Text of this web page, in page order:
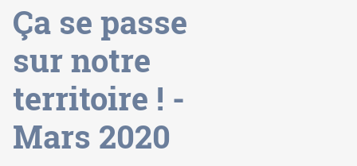
Ça se passe
sur notre
territoire ! -
Mars 2020